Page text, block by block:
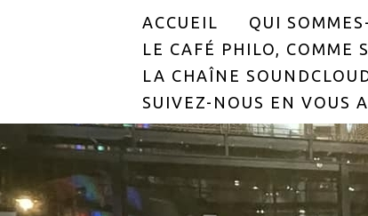
ACCUEIL QUI
LE CAFÉ PHILO, COMME
LA CHAÎNE
SUIVEZ-NOUS EN VOUS